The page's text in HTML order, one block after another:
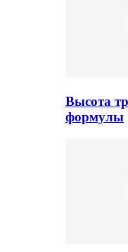
Высота
формулы